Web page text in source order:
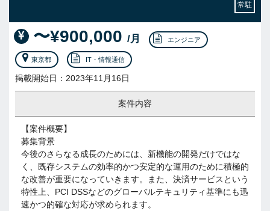
常駐
〜¥900,000 /月 エンジニア
東京都 IT・情報通信
掲載開始日：2023年11月16日
案件内容
【案件概要】
募集背景
今後のさらなる成長のためには、新機能の開発だけではな
く、既存システムの効率的かつ安定的な運用のために積極的
な改善が重要になっていきます。また、決済サービスという
特性上、PCI DSSなどのグローバルテキュリティ基準にも迅
速かつ的確な対応が求められます。